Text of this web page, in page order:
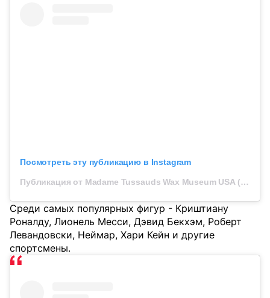
Посмотреть эту публикацию в Instagram
Публикация от Madame Tussauds Wax Museum USA (@madametussaudsusa)
Среди самых популярных фигур - Криштиану
Роналду, Лионель Месси, Дэвид Бекхэм, Роберт
Левандовски, Неймар, Хари Кейн и другие
спортсмены.